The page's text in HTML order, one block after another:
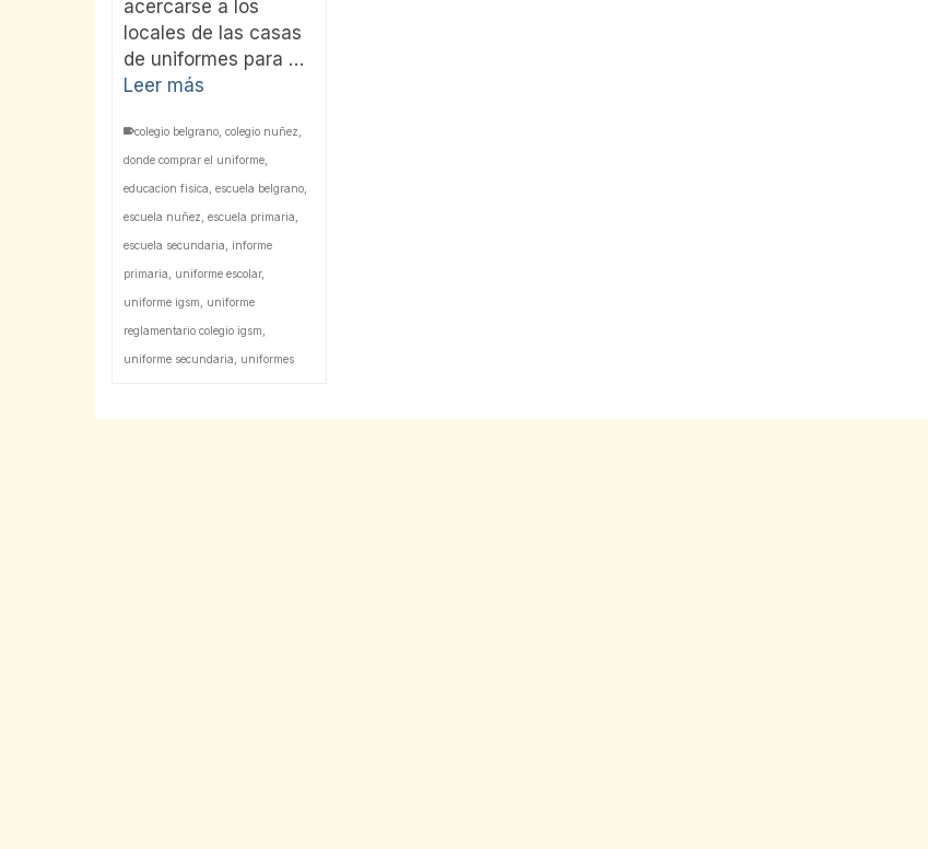
acercarse a los
locales de las casas
de uniformes para …
Leer más
colegio belgrano colegio nuñez
donde comprar el uniforme
educacion fisica escuela belgrano
escuela nuñez escuela primaria
escuela secundaria informe
primaria uniforme escolar,
uniforme igsm uniforme
reglamentario colegio igsm
uniforme secundaria uniformes